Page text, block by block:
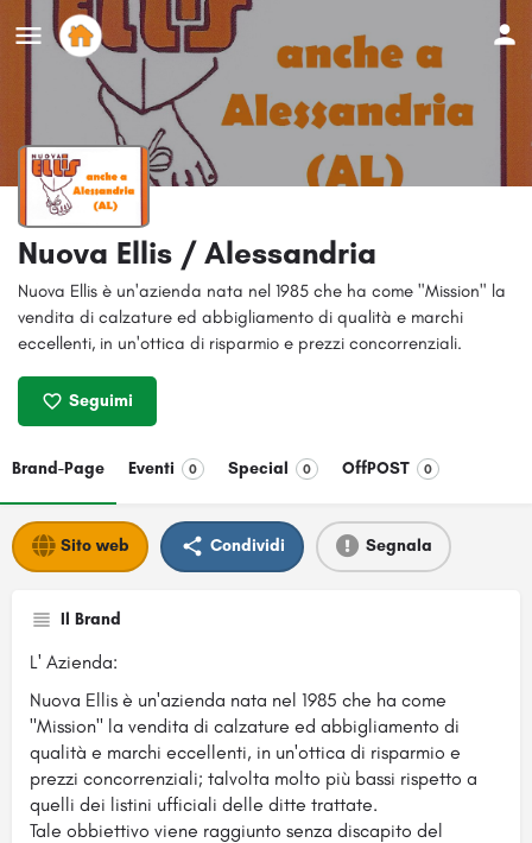
Nuova Ellis / Alessandria
Nuova Ellis è un'azienda nata nel 1985 che ha come "Mission" la
vendita di calzature ed abbigliamento di qualità e marchi
eccellenti, in un'ottica di risparmio e prezzi concorrenziali.
Seguimi
Brand-Page Eventi 0 Special 0 OffPOST 0
Sito web Condividi Segnala
Il Brand
L' Azienda:
Nuova Ellis è un'azienda nata nel 1985 che ha come
"Mission" la vendita di calzature ed abbigliamento di
qualità e marchi eccellenti, in un'ottica di risparmio e
prezzi concorrenziali; talvolta molto più bassi rispetto a
quelli dei listini ufficiali delle ditte trattate.
Tale obbiettivo viene raggiunto senza discapito del